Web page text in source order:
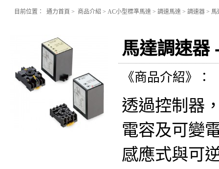
目前位置： 通力首頁 > 商品介紹 > AC小型標準馬達> 調速馬達> 調速器> 馬
馬達調速器
《商品介紹》：
透過控制器
電容及可變
感應式與可